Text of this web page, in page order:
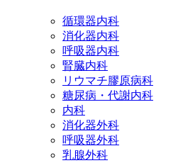
循環器内科
消化器内科
呼吸器内科
腎臓内科
リウマチ膠原病科
糖尿病・代謝内科
内科
消化器外科
呼吸器外科
乳腺外科